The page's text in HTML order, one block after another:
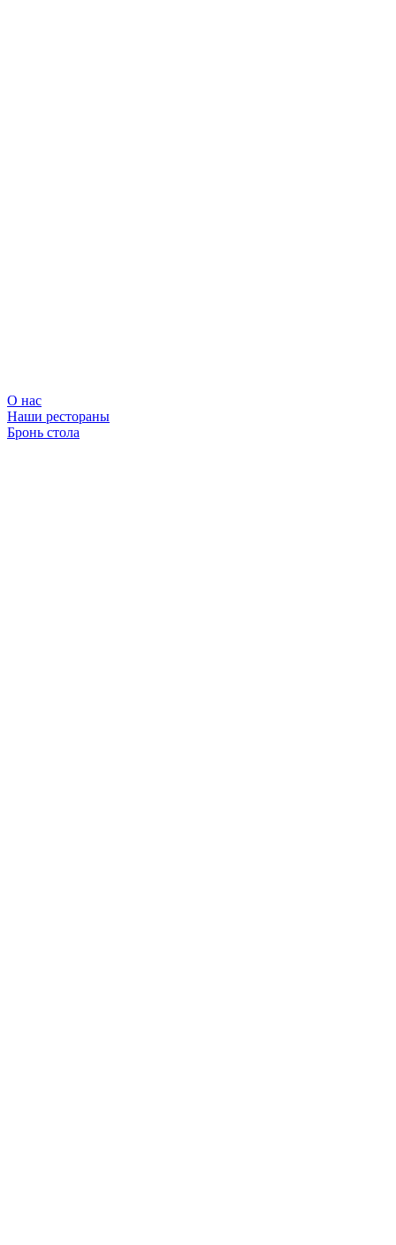
О нас
Наши рестораны
Бронь стола